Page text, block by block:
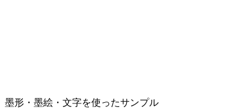
墨形・墨絵・文字を使ったサンプル